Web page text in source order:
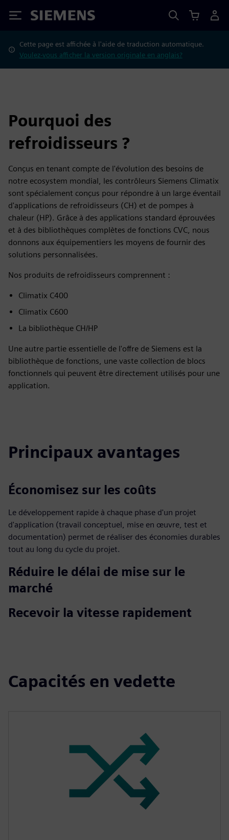
Siemens
Cette page est affichée à l'aide de traduction automatique.
Voulez-vous afficher la version originale en anglais?
Pourquoi des
refroidisseurs ?
Conçus en tenant compte de l'évolution des besoins de
notre ecosystem mondial, les contrôleurs Siemens Climatix
sont spécialement conçus pour répondre à un large éventail
d'applications de refroidisseurs (CH) et de pompes à
chaleur (HP). Grâce à des applications standard éprouvées
et à des bibliothèques complètes de fonctions CVC, nous
donnons aux équipementiers les moyens de fournir des
solutions personnalisées.
Nos produits de refroidisseurs comprennent :
Climatix C400
Climatix C600
La bibliothèque CH/HP
Une autre partie essentielle de l'offre de Siemens est la
bibliothèque de fonctions, une vaste collection de blocs
fonctionnels qui peuvent être directement utilisés pour une
application.
Principaux avantages
Économisez sur les coûts
Le développement rapide à chaque phase d'un projet
d'application (travail conceptuel, mise en œuvre, test et
documentation) permet de réaliser des économies durables
tout au long du cycle du projet.
Réduire le délai de mise sur le
marché
Recevoir la vitesse rapidement
Capacités en vedette